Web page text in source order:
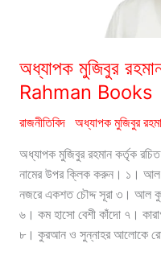
অধ্যাপক মুজিবুর
Rahman Books
রাজনীতিবিদ অধ্যাপক মুজিবুর
অধ্যাপক মুজিবুর রহমান কর্তৃক
নামের উপর ক্লিক করুন। ১।
নজরে একশত চৌদ্দ সূরা ৩। আল
৬। কম হাসো বেশী কাঁদো ৭।
৮। কুরআন ও সুন্নাহর আলোকে